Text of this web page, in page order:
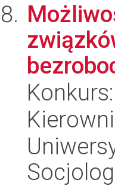
Konkurs: